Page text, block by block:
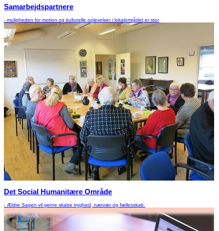
Samarbejdspartnere
- muligheden for motion og kulturelle oplevelser i lokalområdet er stor
Det Social Humanitære Område
- Ældre Sagen vil gerne skabe tryghed, nærvær og fællesskab.